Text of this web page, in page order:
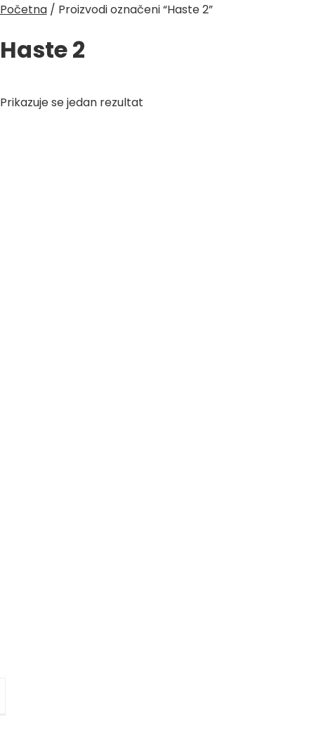
Početna/ Proizvodi označeni “Haste 2”
Haste 2
Prikazuje se jedan rezultat